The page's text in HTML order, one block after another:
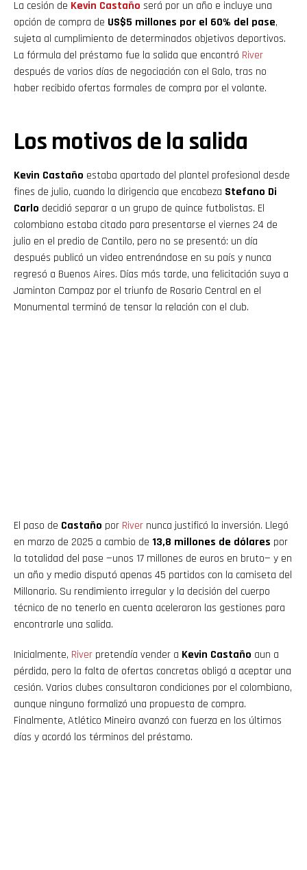
La cesión de Kevin Castaño será por un año e incluye una
opción de compra de US$5 millones por el 60% del pase,
sujeta al cumplimiento de determinados objetivos deportivos.
La fórmula del préstamo fue la salida que encontró River
después de varios días de negociación con el Galo, tras no
haber recibido ofertas formales de compra por el volante.
Los motivos de la salida
Kevin Castaño estaba apartado del plantel profesional desde
fines de julio, cuando la dirigencia que encabeza Stefano Di
Carlo decidió separar a un grupo de quince futbolistas. El
colombiano estaba citado para presentarse el viernes 24 de
julio en el predio de Cantilo, pero no se presentó: un día
después publicó un video entrenándose en su país y nunca
regresó a Buenos Aires. Días más tarde, una felicitación suya a
Jaminton Campaz por el triunfo de Rosario Central en el
Monumental terminó de tensar la relación con el club.
El paso de Castaño por River nunca justificó la inversión. Llegó
en marzo de 2025 a cambio de 13,8 millones de dólares por
la totalidad del pase —unos 17 millones de euros en bruto— y en
un año y medio disputó apenas 45 partidos con la camiseta del
Millonario. Su rendimiento irregular y la decisión del cuerpo
técnico de no tenerlo en cuenta aceleraron las gestiones para
encontrarle una salida.
Inicialmente, River pretendía vender a Kevin Castaño aun a
pérdida, pero la falta de ofertas concretas obligó a aceptar una
cesión. Varios clubes consultaron condiciones por el colombiano,
aunque ninguno formalizó una propuesta de compra.
Finalmente, Atlético Mineiro avanzó con fuerza en los últimos
días y acordó los términos del préstamo.